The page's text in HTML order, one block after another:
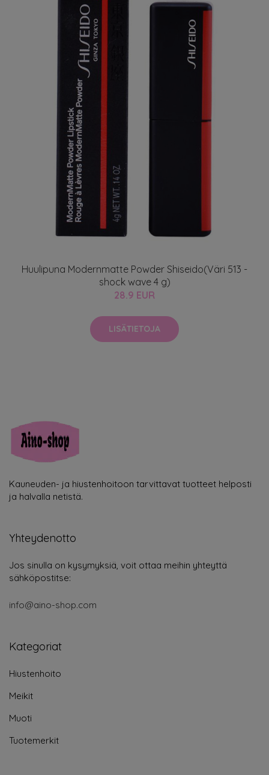
Huulipuna Modernmatte Powder Shiseido(Väri 513 -
shock wave 4 g)
28.9 EUR
LISÄTIETOJA
Kauneuden- ja hiustenhoitoon tarvittavat tuotteet helposti
ja halvalla netistä.
Yhteydenotto
Jos sinulla on kysymyksiä, voit ottaa meihin yhteyttä
sähköpostitse:
info@aino-shop.com
Kategoriat
Hiustenhoito
Meikit
Muoti
Tuotemerkit